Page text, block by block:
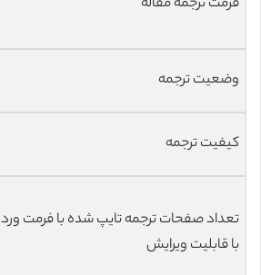
وضعیت ترجمه
کیفیت ترجمه
تعداد صفحات ترجمه تایپ شده با فرمت ورد
با قابلیت ویرایش